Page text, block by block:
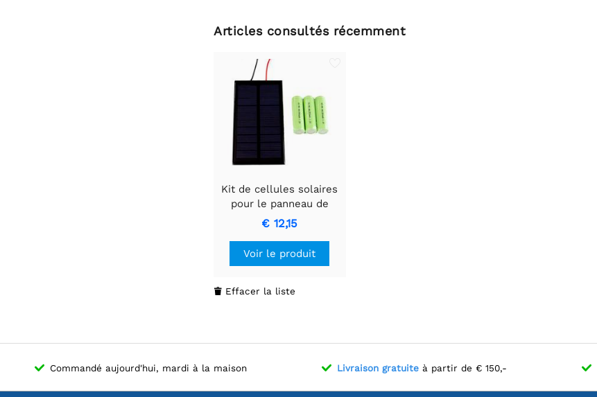
Articles consultés récemment
Kit de cellules solaires
pour le panneau de
contrôle
environnemental
Kitronik
€ 12,15
Voir le produit
 Effacer la liste
Commandé aujourd'hui, mardi à la maison Livraison gratuite à partir de € 150,-